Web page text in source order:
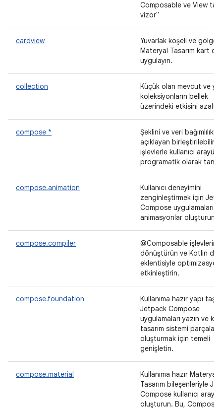
Composable ve View
vizör"
cardview
Yuvarlak köşeli ve gölge
Materyal Tasarım kart
uygulayın.
collection
Küçük olan mevcut ve
koleksiyonların bellek
üzerindeki etkisini azaltır.
compose *
Şeklini ve veri
açıklayan birleştirilebilir
işlevlerle kullanıcı
programatik olarak
compose.animation
Kullanıcı deneyimini
zenginleştirmek için
Compose
animasyonlar oluşturun.
compose.compiler
@Composable işlevlerini
dönüştürün ve Kotlin
eklentisiyle
etkinleştirin.
compose.foundation
Kullanıma hazır yapı
Jetpack Compose
uygulamaları yazın ve
tasarım sistemi
oluşturmak için temeli
genişletin.
compose.material
Kullanıma hazır Materyal
Tasarım bileşenleriyle
Compose kullanıcı
oluşturun. Bu,